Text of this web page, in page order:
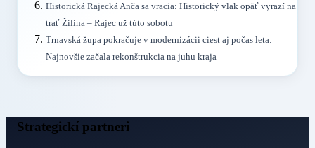
Historická Rajecká Anča sa vracia: Historický vlak opäť vyrazí na
trať Žilina – Rajec už túto sobotu
Trnavská župa pokračuje v modernizácii ciest aj počas leta:
Najnovšie začala rekonštrukcia na juhu kraja
Strategickí partneri